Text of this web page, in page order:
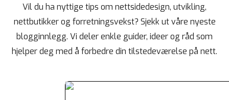
Vil du ha nyttige tips om nettsidedesign, utvikling,
nettbutikker og forretningsvekst? Sjekk ut våre nyeste
blogginnlegg. Vi deler enkle guider, ideer og råd som
hjelper deg med å forbedre din tilstedeværelse på nett.